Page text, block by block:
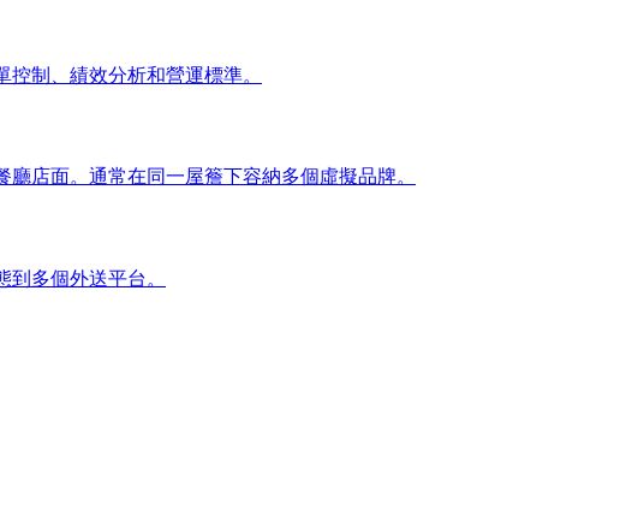
制、績效分析和營運標準。
店面。通常在同一屋簷下容納多個虛擬品牌。
多個外送平台。